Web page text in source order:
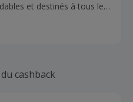
et destinés à tous les
De l'appareil photo
optimale au
cashback